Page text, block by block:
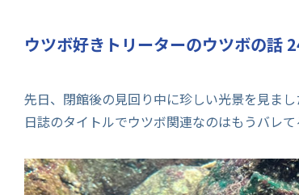
ウツボ好きトリーターのウツボの話
先日、閉館後の見回り中に珍しい光景を見まし
日誌のタイトルでウツボ関連なのはもうバレて